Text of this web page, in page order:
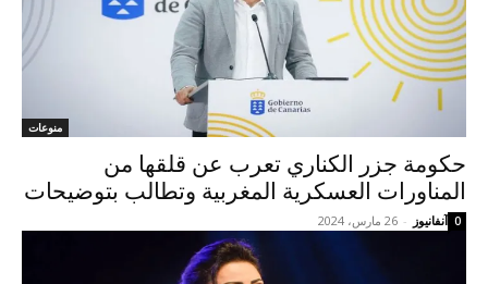
منوعات
حكومة جزر الكناري تعرب عن قلقها من
المناورات العسكرية المغربية وتطالب بتوضيحات
آنفانيوز - 26 مارس، 2024 0